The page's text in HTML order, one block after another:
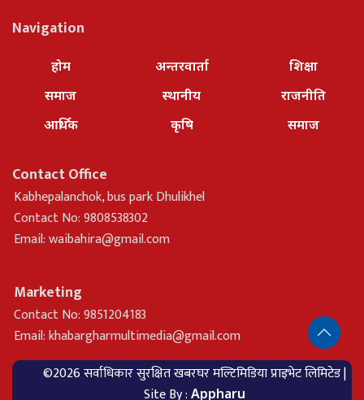
Navigation
होम
समाज
आर्थिक
अन्तरवार्ता
स्थानीय
कृषि
शिक्षा
राजनीति
समाज
Contact Office
Kabhepalanchok, bus park Dhulikhel
Contact No: 9808538302
Email:waibahira@gmail.com
Marketing
Contact No: 9851204183
Email:khabargharmultimedia@gmail.com
©2026 सर्वाधिकार सुरक्षित खबरघर मल्टिमिडिया प्राइभेट लिमिटेड |
Site By : Appharu